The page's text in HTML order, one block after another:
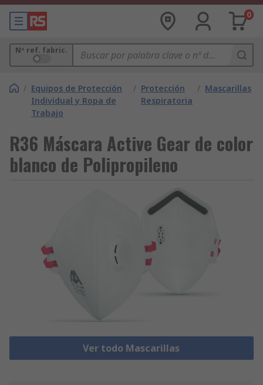
0
Nº ref. fabric.
/ Equipos de Protección
Individual y Ropa de
Trabajo
/ Protección
Respiratoria
/ Mascarillas
R36 Máscara Active Gear de color
blanco de Polipropileno
Ver todo Mascarillas